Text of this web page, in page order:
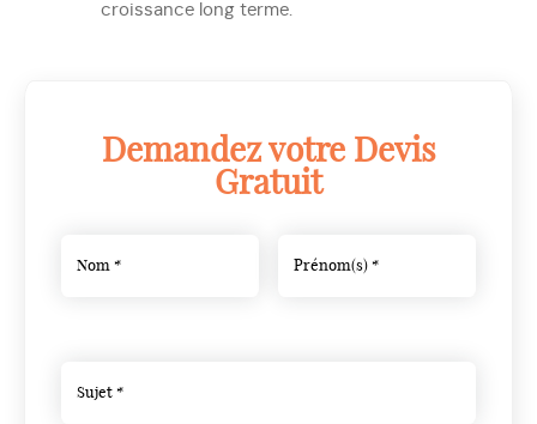
croissance long terme.
Demandez votre Devis
Gratuit